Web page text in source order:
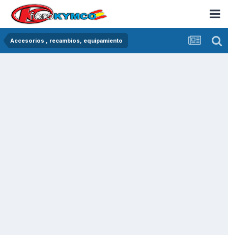
Accesorios , recambios, equipamiento